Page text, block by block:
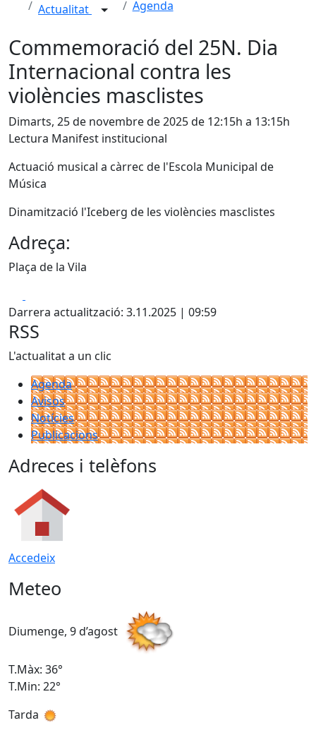
Actualitat Agenda
Commemoració del 25N. Dia
Internacional contra les
violències masclistes
Dimarts, 25 de novembre de 2025 de 12:15h a 13:15h
Lectura Manifest institucional
Actuació musical a càrrec de l'Escola Municipal de
Música
Dinamització l'Iceberg de les violències masclistes
Adreça:
Plaça de la Vila
Darrera actualització: 3.11.2025 | 09:59
RSS
L'actualitat a un clic
Agenda
Avisos
Notícies
Publicacions
Adreces i telèfons
Accedeix
Meteo
Diumenge, 9 d’agost
T.Màx: 36°
T.Min: 22°
Tarda